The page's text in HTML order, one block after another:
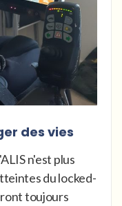
des vies
n'est plus
du locked-
toujours